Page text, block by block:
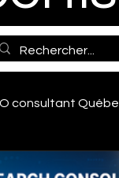
consultant